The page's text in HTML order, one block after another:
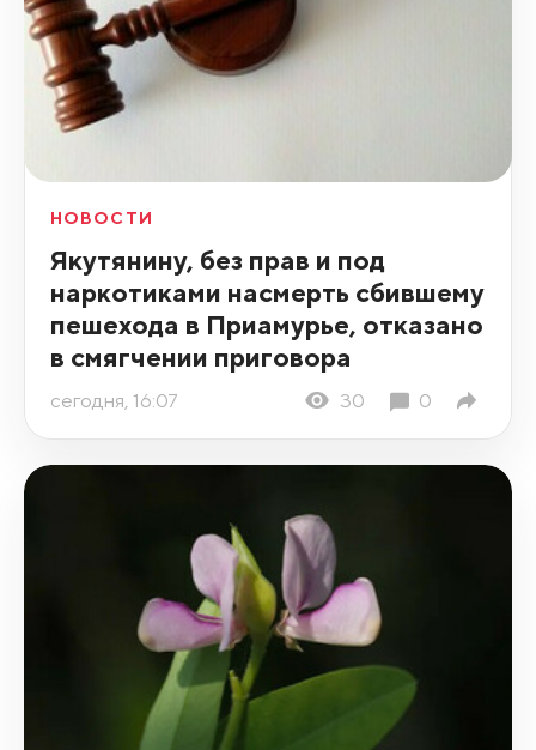
НОВОСТИ
Якутянину, без прав и под
наркотиками насмерть сбившему
пешехода в Приамурье, отказано
в смягчении приговора
сегодня, 16:07 30 0